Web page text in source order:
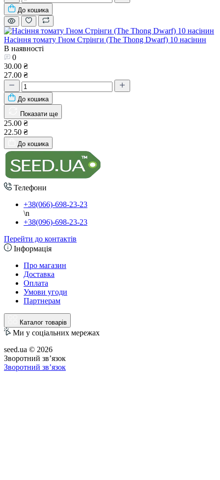
До кошика
Насіння томату Гном Стрінги (The Thong Dwarf) 10 насінин
В наявності
0
30.00 ₴
27.00 ₴
До кошика
Показати ще
25.00 ₴
22.50 ₴
До кошика
Телефони
+38(066)-698-23-23
\n
+38(096)-698-23-23
Перейти до контактів
Інформація
Про магазин
Доставка
Оплата
Умови угоди
Партнерам
Каталог товарів
Ми у соціальних мережах
seed.ua © 2026
Зворотний зв’язок
Зворотний зв’язок